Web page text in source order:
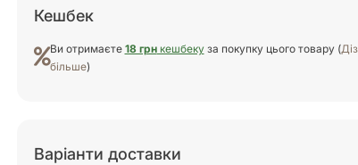
Кешбек
Ви отримаєте 18 грнкешбекуза покупку цього товару (
більше)
Варіанти доставки